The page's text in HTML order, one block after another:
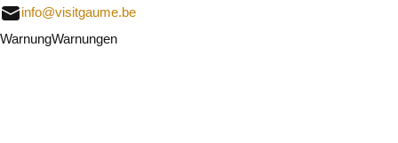
info@visitgaume.be
WarnungWarnungen